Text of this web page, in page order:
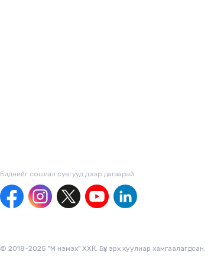
Биднийг сошиал сувгууд дээр дагаaрай
© 2018-2025 "М нэмэх" ХХК. Бүх эрх хуулиар хамгаалагдсан.